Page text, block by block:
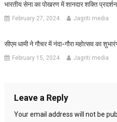
भारतीय सेना का पोखरण में शानदार शक्ति
February 27, 2024 Jagriti media
सीएम धामी ने गौचर में नंदा-गौरा महोत्सव का
February 15, 2024 Jagriti media
Leave a Reply
Your email address will not be